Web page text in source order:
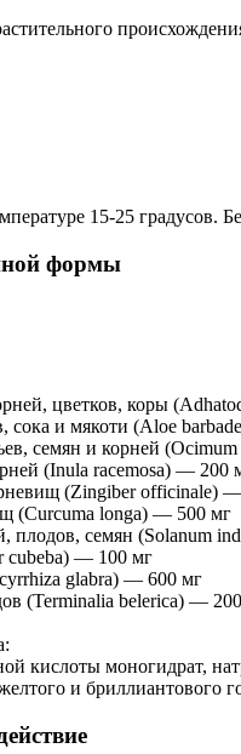
15-25 градусов.
формы
цветков, коры
сока и мякоти (Aloe
семян и корней
(Inula racemosa) — 200
(Zingiber officinale)
(Curcuma longa) — 500 мг
плодов, семян (Solanum
cubeba) — 100 мг
glabra) — 600 мг
(Terminalia belerica) —
кислоты моногидрат,
и бриллиантового